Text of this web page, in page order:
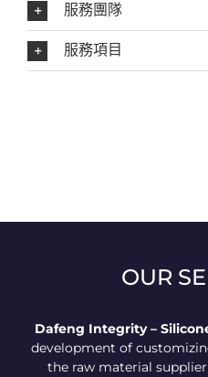
服務團隊
服務項目
OUR
Dafeng Integrity –
development of
the raw material